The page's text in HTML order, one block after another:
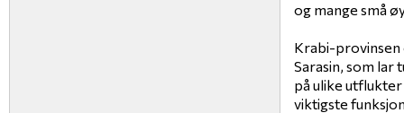
og mange små
Krabi-provinsen
Sarasin, som lar
på ulike
viktigste